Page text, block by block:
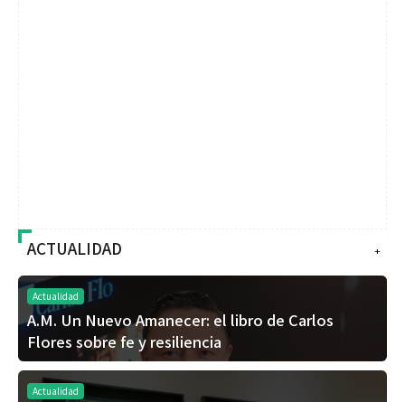
+
ACTUALIDAD
Actualidad
A.M. Un Nuevo Amanecer: el libro de Carlos
Flores sobre fe y resiliencia
Actualidad